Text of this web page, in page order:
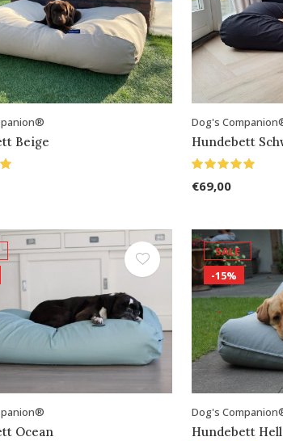
Beige
Dog's
Hundebett
€69,00
Ocean
SALE
-15%
Dog's
Hundebett